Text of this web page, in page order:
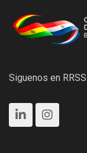
Siguenos en RRSS